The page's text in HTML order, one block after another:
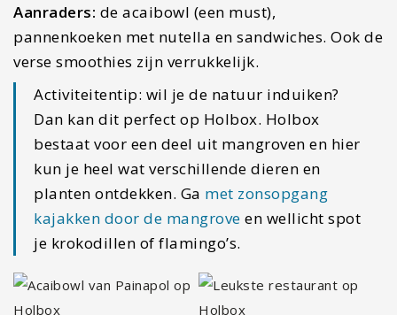
Aanraders: de acaibowl (een must),
pannenkoeken met nutella en sandwiches. Ook de
verse smoothies zijn verrukkelijk.
Activiteitentip: wil je de natuur induiken?
Dan kan dit perfect op Holbox. Holbox
bestaat voor een deel uit mangroven en hier
kun je heel wat verschillende dieren en
planten ontdekken. Ga met zonsopgang
kajakken door de mangrove en wellicht spot
je krokodillen of flamingo’s.